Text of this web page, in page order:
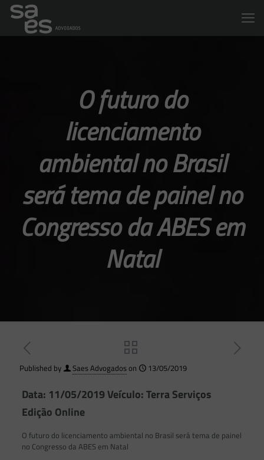
O futuro do
licenciamento
ambiental no Brasil
será tema de painel no
Congresso da ABES em
Natal
Published by Saes Advogadoson 13/05/2019
Data: 11/05/2019 Veículo: Terra Serviços
Edição Online
O futuro do licenciamento ambiental no Brasil será tema de painel
no Congresso da ABES em Natal